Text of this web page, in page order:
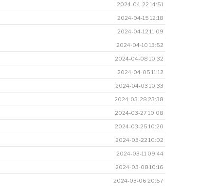
2024-04-22 14:51
2024-04-15 12:18
2024-04-12 11:09
2024-04-10 13:52
2024-04-08 10:32
2024-04-05 11:12
2024-04-03 10:33
2024-03-28 23:38
2024-03-27 10:08
2024-03-25 10:20
2024-03-22 10:02
2024-03-11 09:44
2024-03-08 10:16
2024-03-06 20:57